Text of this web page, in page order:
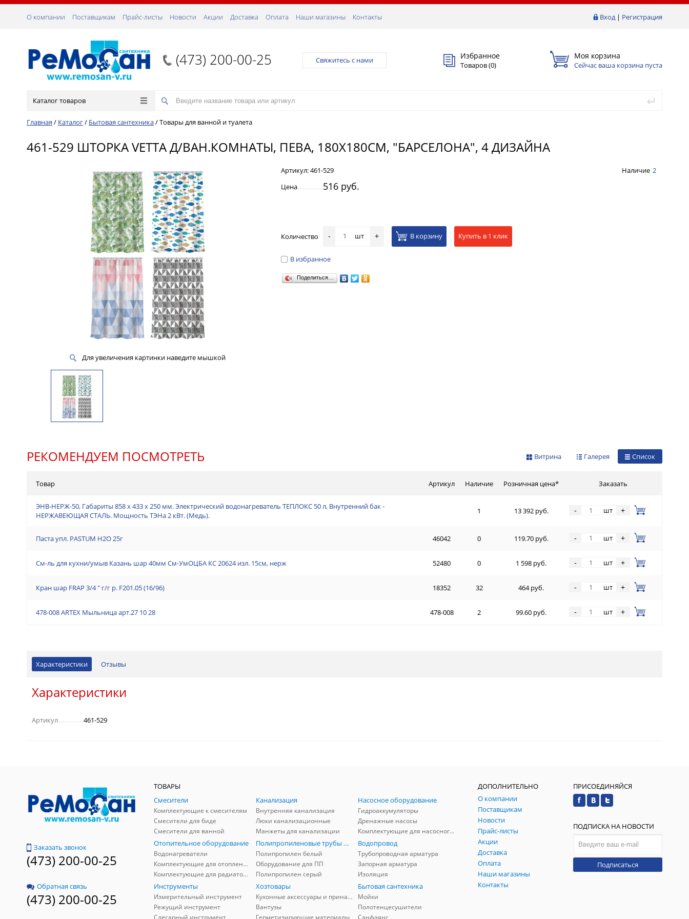
Вход| Регистрация
О компании Поставщикам Прайс-листы Новости Акции Доставка Оплата Наши магазины Контакты
(473) 200-00-25 Свяжитесь с нами Избранное
Товаров (0)
Моя корзина
Сейчас ваша корзина пуста
Каталог товаров
Главная / Каталог/ Бытовая сантехника/Товары для ванной и туалета
461-529 ШТОРКА VETTA Д/ВАН.КОМНАТЫ, ПЕВА, 180X180СМ, "БАРСЕЛОНА", 4 ДИЗАЙНА
Для увеличения картинки наведите мышкой
Артикул:461-529 Наличие 2
Цена
516 руб.
Количество - шт + В корзину Купить в 1 клик
В избранное
Поделиться…
РЕКОМЕНДУЕМ ПОСМОТРЕТЬ Список
Галерея
Витрина
Товар Артикул Наличие Розничная цена* Заказать
ЭНВ-НЕРЖ-50, Габариты 858 х 433 х 250 мм. Электрический водонагреватель ТЕПЛОКС 50 л, Внутренний бак -
НЕРЖАВЕЮЩАЯ СТАЛЬ. Мощность ТЭНа 2 кВт. (Медь).
1 13 392 руб. - шт +
Паста упл. PASTUM H2О 25г 46042 0 119.70 руб. - шт +
См-ль для кухни/умыв Казань шар 40мм См-УмОЦБА КС 20624 изл. 15см, нерж 52480 0 1 598 руб. - шт +
Кран шар FRAP 3/4 " г/г р. F201.05 (16/96) 18352 32 464 руб. - шт +
478-008 ARTEX Мыльница арт.27 10 28 478-008 2 99.60 руб. - шт +
Характеристики Отзывы
Характеристики
Артикул 461-529
Заказать звонок
(473) 200-00-25
Обратная связь
(473) 200-00-25
ТОВАРЫ
Смесители
Комплектующие к смесителям
Смесители для биде
Смесители для ванной
Канализация
Внутренняя канализация
Люки канализационные
Манжеты для канализации
Насосное оборудование
Гидроаккумуляторы
Дренажные насосы
Комплектующие для насосного оборудования
Отопительное оборудование
Водонагреватели
Комплектующие для отопления
Комплектующие для радиаторов
Полипропиленовые трубы и фитинги
Полипропилен белый
Оборудование для ПП
Полипропилен серый
Водопровод
Трубопроводная арматура
Запорная арматура
Изоляция
Инструменты
Измерительный инструмент
Режущий инструмент
Слесарный инструмент
Хозтовары
Кухонные аксессуары и принадлежности
Вантузы
Герметизирующие материалы
Бытовая сантехника
Мойки
Полотенцесушители
Санфаянс
ДОПОЛНИТЕЛЬНО
О компании
Поставщикам
Новости
Прайс-листы
Акции
Доставка
Оплата
Наши магазины
Контакты
ПРИСОЕДИНЯЙСЯ
ПОДПИСКА НА НОВОСТИ
Подписаться